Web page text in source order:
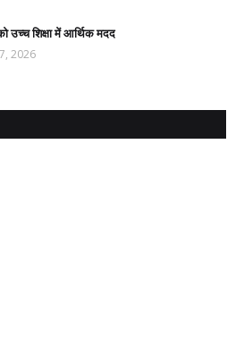
उच्च शिक्षा में आर्थिक मदद
2026